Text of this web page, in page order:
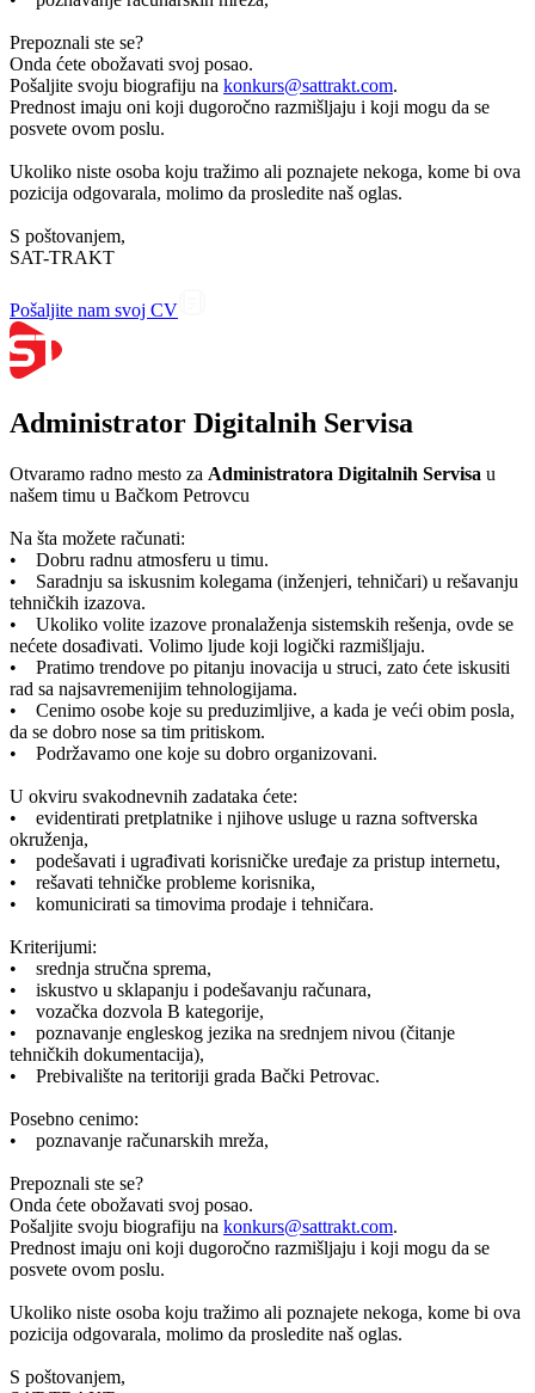
Prepoznali ste se?
Onda ćete obožavati svoj posao.
Pošaljite svoju biografiju na konkurs@sattrakt.com.
Prednost imaju oni koji dugoročno razmišljaju i koji mogu da se
posvete ovom poslu.
Ukoliko niste osoba koju tražimo ali poznajete nekoga, kome bi ova
pozicija odgovarala, molimo da prosledite naš oglas.
S poštovanjem,
SAT-TRAKT
Pošaljite nam svoj CV
Administrator Digitalnih Servisa
Otvaramo radno mesto za Administratora Digitalnih Servisa u
našem timu u Bačkom Petrovcu
Na šta možete računati:
• Dobru radnu atmosferu u timu.
• Saradnju sa iskusnim kolegama (inženjeri, tehničari) u rešavanju
tehničkih izazova.
• Ukoliko volite izazove pronalaženja sistemskih rešenja, ovde se
nećete dosađivati. Volimo ljude koji logički razmišljaju.
• Pratimo trendove po pitanju inovacija u struci, zato ćete iskusiti
rad sa najsavremenijim tehnologijama.
• Cenimo osobe koje su preduzimljive, a kada je veći obim posla,
da se dobro nose sa tim pritiskom.
• Podržavamo one koje su dobro organizovani.
U okviru svakodnevnih zadataka ćete:
• evidentirati pretplatnike i njihove usluge u razna softverska
okruženja,
• podešavati i ugrađivati korisničke uređaje za pristup internetu,
• rešavati tehničke probleme korisnika,
• komunicirati sa timovima prodaje i tehničara.
Kriterijumi:
• srednja stručna sprema,
• iskustvo u sklapanju i podešavanju računara,
• vozačka dozvola B kategorije,
• poznavanje engleskog jezika na srednjem nivou (čitanje
tehničkih dokumentacija),
• Prebivalište na teritoriji grada Bački Petrovac.
Posebno cenimo:
• poznavanje računarskih mreža,
Prepoznali ste se?
Onda ćete obožavati svoj posao.
Pošaljite svoju biografiju na konkurs@sattrakt.com.
Prednost imaju oni koji dugoročno razmišljaju i koji mogu da se
posvete ovom poslu.
Ukoliko niste osoba koju tražimo ali poznajete nekoga, kome bi ova
pozicija odgovarala, molimo da prosledite naš oglas.
S poštovanjem,